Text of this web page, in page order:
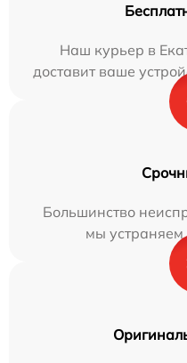
Наш курьер в
доставит ваше
Большинство
мы устраняем